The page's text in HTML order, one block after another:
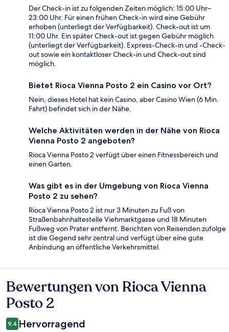
Der Check-in ist zu folgenden Zeiten möglich: 15:00 Uhr–
23:00 Uhr. Für einen frühen Check-in wird eine Gebühr
erhoben (unterliegt der Verfügbarkeit). Check-out ist um
11:00 Uhr. Ein später Check-out ist gegen Gebühr möglich
(unterliegt der Verfügbarkeit). Express-Check-in und -Check-
out sowie ein kontaktloser Check-in und Check-out sind
möglich.
Bietet Rioca Vienna Posto 2 ein Casino vor Ort?
Nein, dieses Hotel hat kein Casino, aber Casino Wien (6 Min.
Fahrt) befindet sich in der Nähe.
Welche Aktivitäten werden in der Nähe von Rioca
Vienna Posto 2 angeboten?
Rioca Vienna Posto 2 verfügt über einen Fitnessbereich und
einen Garten.
Was gibt es in der Umgebung von Rioca Vienna
Posto 2 zu sehen?
Rioca Vienna Posto 2 ist nur 3 Minuten zu Fuß von
Straßenbahnhaltestelle Viehmarktgasse und 18 Minuten
Fußweg von Prater entfernt. Berichten von Reisenden zufolge
ist die Gegend sehr zentral und verfügt über eine gute
Anbindung an öffentliche Verkehrsmittel.
Bewertungen
Bewertungen von Rioca Vienna
Posto 2
9,4 Hervorragend